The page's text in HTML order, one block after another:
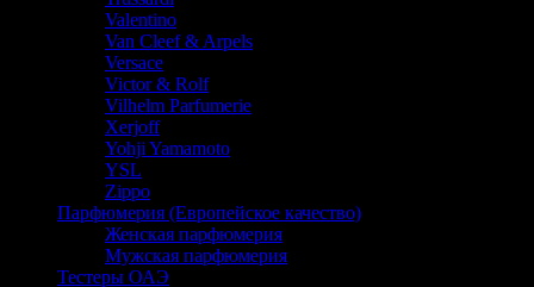
Valentino
Van Cleef & Arpels
Versace
Victor & Rolf
Vilhelm Parfumerie
Xerjoff
Yohji Yamamoto
YSL
Zippo
Парфюмерия (Европейское качество)
Женская парфюмерия
Мужская парфюмерия
Тестеры ОАЭ